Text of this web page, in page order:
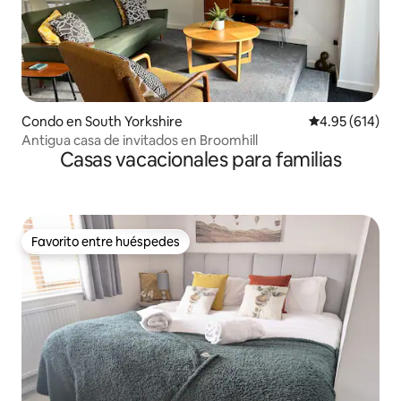
Condo en South Yorkshire Calificación
4.95 (614)
Antigua casa de invitados en Broomhill
Casas vacacionales para familias
Favorito entre huéspedes
Favorito entre huéspedes